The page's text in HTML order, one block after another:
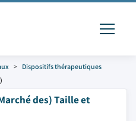
Dispositifs thérapeutiques
des) Taille et